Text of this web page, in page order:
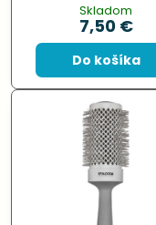
Skladom
7,50 €
Do košíka